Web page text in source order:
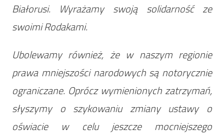
Białorusi. Wyrażamy swoją solidarność ze
swoimi Rodakami.
Ubolewamy również, że w naszym regionie
prawa mniejszości narodowych są notorycznie
ograniczane. Oprócz wymienionych zatrzymań,
słyszymy o szykowaniu zmiany ustawy o
oświacie w celu jeszcze mocniejszego